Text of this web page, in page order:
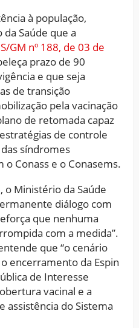
à população,
Saúde que a
GM nº 188, de 03 de
prazo de 90
e que seja
de transição
pela vacinação
de retomada capaz
de controle
síndromes
Conass e o Conasems.
o Ministério da Saúde
diálogo com
que nenhuma
com a medida”.
que “o cenário
encerramento da Espin
de Interesse
vacinal e a
assistência do Sistema